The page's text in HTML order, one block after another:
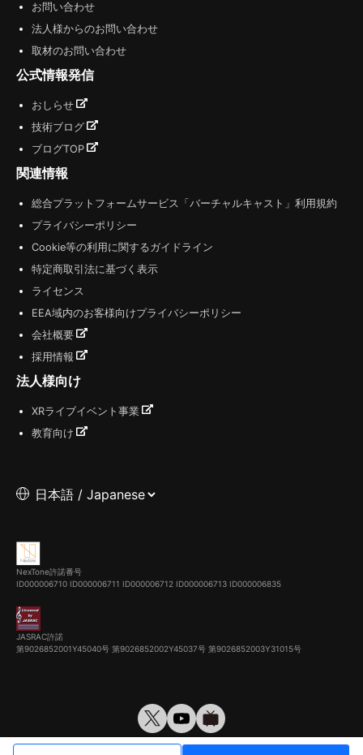
お問い合わせ
法人様からのお問い合わせ
取材のお問い合わせ
公式情報発信
おしらせ
技術ブログ
ブログTOP
関連情報
総合プラットフォームサービス「バーチャルキャスト」利用規約
プライバシーポリシー
Cookie等の利用に関するガイドライン
特定商取引法に基づく表示
ライセンス
EEA域内のお客様向けプライバシーポリシー
会社概要
採用情報
法人様向け
XRライブイベント事業
教育向け
NexTone許諾番号
ID000006710 ID000006711 ID000006712 ID000006713 ID000006835
JASRAC許諾
第9026852001Y45040号 第9026852002Y45037号 第9026852003Y31015号
© VirtualCast, Inc. All rights reserved.